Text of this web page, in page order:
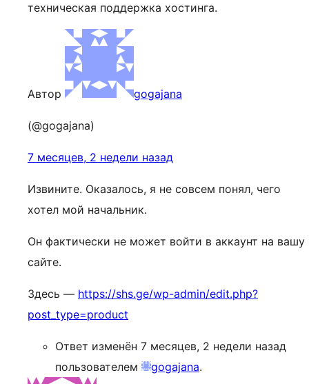
техническая поддержка хостинга.
Автор gogajana
(@gogajana)
7 месяцев, 2 недели назад
Извините. Оказалось, я не совсем понял, чего
хотел мой начальник.
Он фактически не может войти в аккаунт на вашу
сайте.
Здесь — https://shs.ge/wp-admin/edit.php?
post_type=product
Ответ изменён 7 месяцев, 2 недели назад
пользователем
gogajana.